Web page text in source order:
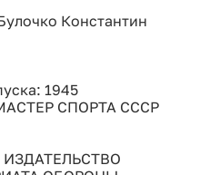
Константин
1945
СПОРТА СССР
ИЗДАТЕЛЬСТВО